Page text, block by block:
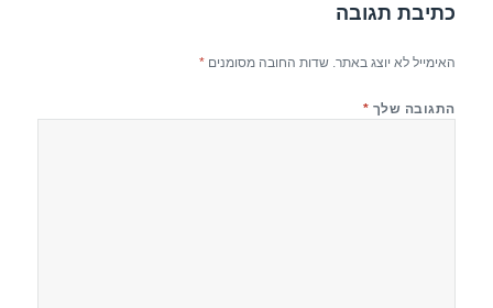
כתיבת תגובה
האימייל לא יוצג באתר. שדות החובה מסומנים*
התגובה שלך *